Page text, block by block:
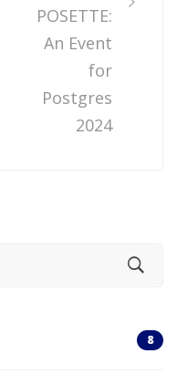
POSETTE:
An Event
for
Postgres
2024
8